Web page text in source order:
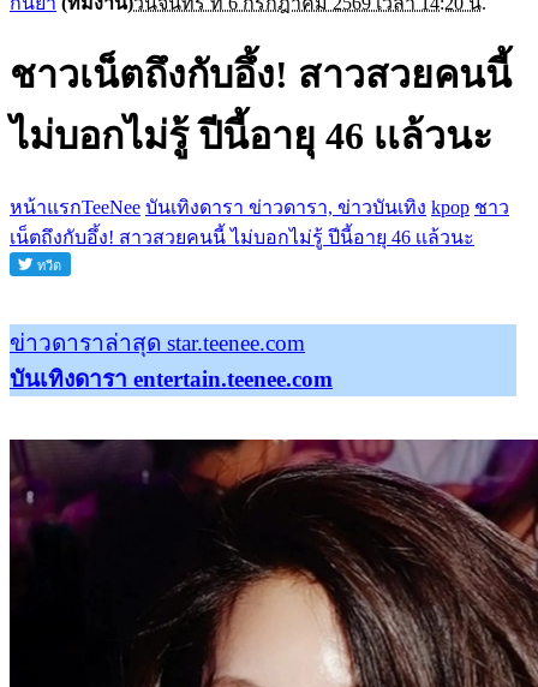
ชาวเน็ตถึงกับอึ้ง! สาวสวยคนนี้
ไม่บอกไม่รู้ ปีนี้อายุ 46 เเล้วนะ
หน้าแรกTeeNee บันเทิงดารา ข่าวดารา, ข่าวบันเทิง kpop ชาว
เน็ตถึงกับอึ้ง! สาวสวยคนนี้ ไม่บอกไม่รู้ ปีนี้อายุ 46 เเล้วนะ
ข่าวดาราล่าสุด star.teenee.com
บันเทิงดารา entertain.teenee.com